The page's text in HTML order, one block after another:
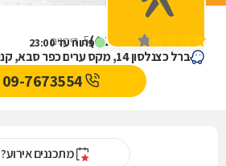
פתוח עד 23:00
קפה אוגוסט
(
4.2
)
5דירוגים
ברל כצנלסון 14, מקס ערים כפר סבא, קניון ערים
09-7673554
מתכננים אירוע?